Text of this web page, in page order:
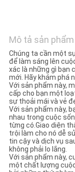
TỨC
CÁC
TRƯỜNG
HỢP
YÊU
CẦU
BÁO
Mô tả sản phẩm
Chúng ta cần một
để làm sáng lên
xác là những gì bạn
mới. Hãy khám phá
Với sản phẩm này,
cấp cho bạn một
sự thoải mái và vẻ
Với sản phẩm này,
nhau trong cuộc
từng có.Giao diện
trội làm cho nó dễ
tin cậy và dịch vụ
không phải lo lắng.
Với sản phẩm này,
một chất lượng